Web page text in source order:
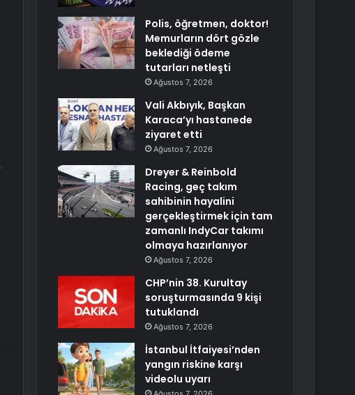
Polis, öğretmen, doktor!
Memurların dört gözle
beklediği ödeme
tutarları netleşti
Ağustos 7, 2026
Vali Akbıyık, Başkan
Karaca’yı hastanede
ziyaret etti
Ağustos 7, 2026
Dreyer & Reinbold
Racing, geç takım
sahibinin hayalini
gerçekleştirmek için tam
zamanlı IndyCar takımı
olmaya hazırlanıyor
Ağustos 7, 2026
CHP’nin 38. Kurultay
soruşturmasında 9 kişi
tutuklandı
Ağustos 7, 2026
İstanbul İtfaiyesi’nden
yangın riskine karşı
videolu uyarı